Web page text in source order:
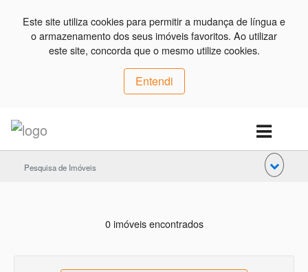
Este site utiliza cookies para permitir a mudança de língua e
o armazenamento dos seus imóveis favoritos. Ao utilizar
este site, concorda que o mesmo utilize cookies.
Entendi
Pesquisa de Imóveis
0 imóveis encontrados